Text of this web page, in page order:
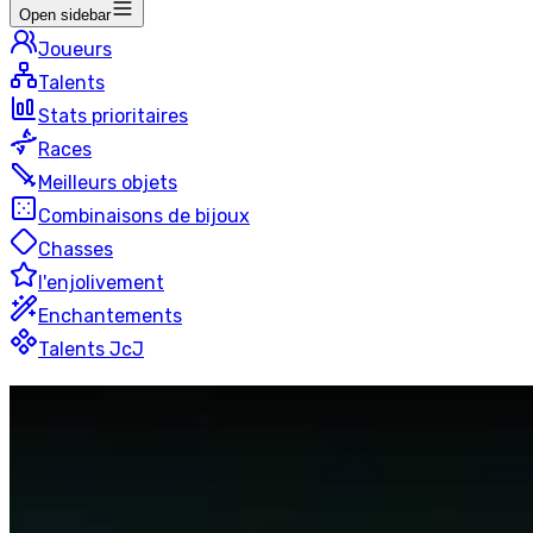
Open sidebar
Joueurs
Talents
Stats prioritaires
Races
Meilleurs objets
Combinaisons de bijoux
Chasses
l'enjolivement
Enchantements
Talents JcJ